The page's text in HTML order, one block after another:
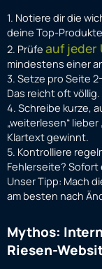
1. Notiere dir die
deine Top-
2. Prüfe auf jeder
mindestens einer
3. Setze pro Seite
Das reicht oft völlig.
4. Schreibe kurze,
„weiterlesen“
Klartext gewinnt.
5. Kontrolliere
Fehlerseite?
Unser Tipp: Mach
am besten nach
Mythos:
Riesen-